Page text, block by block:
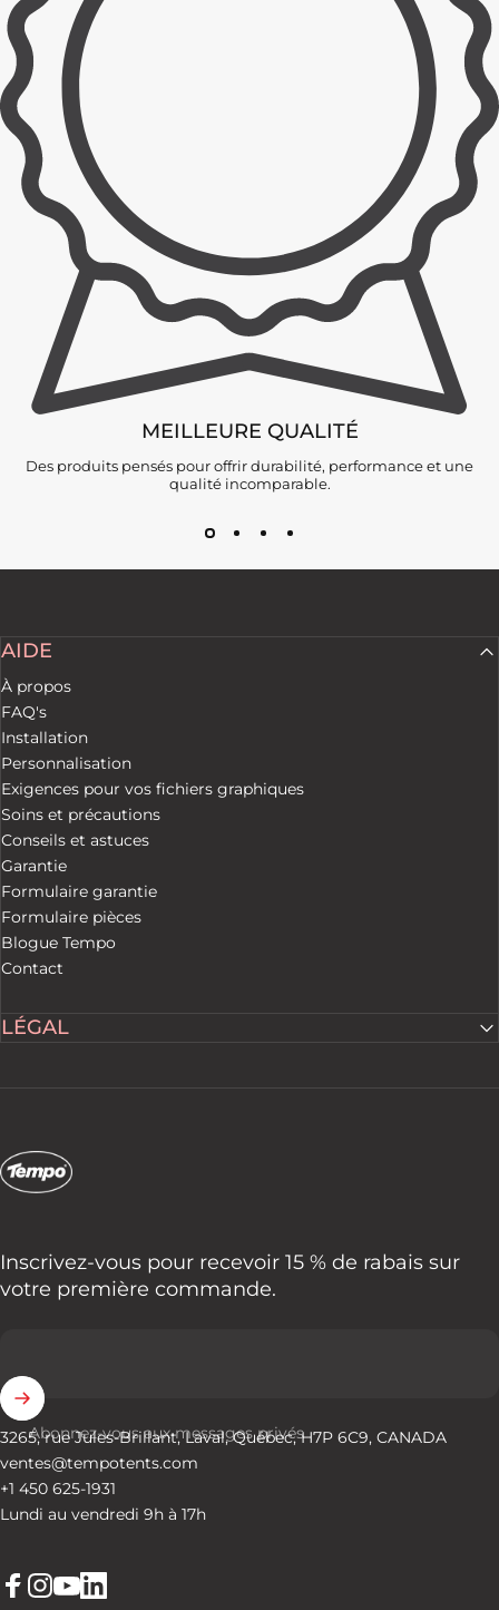
MEILLEURE QUALITÉ
Des produits pensés pour offrir durabilité, performance et une
qualité incomparable.
AIDE
À propos
FAQ's
Installation
Personnalisation
Exigences pour vos fichiers graphiques
Soins et précautions
Conseils et astuces
Garantie
Formulaire garantie
Formulaire pièces
Blogue Tempo
Contact
LÉGAL
Tempo Tents
Inscrivez-vous pour recevoir 15 % de rabais sur
votre première commande.
Abonnez-vous aux messages privés
3265, rue Jules-Brillant, Laval, Québec, H7P 6C9, CANADA
ventes@tempotents.com
+1 450 625-1931
Lundi au vendredi 9h à 17h